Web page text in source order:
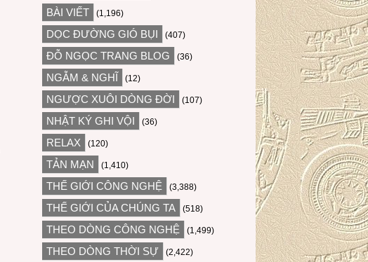
BÀI VIẾT (1,196)
DỌC ĐƯỜNG GIÓ BỤI (407)
ĐỖ NGỌC TRANG BLOG (36)
NGẪM & NGHĨ (12)
NGƯỢC XUÔI DÒNG ĐỜI (107)
NHẬT KÝ GHI VỘI (36)
RELAX (120)
TẢN MẠN (1,410)
THẾ GIỚI CÔNG NGHỆ (3,388)
THẾ GIỚI CỦA CHÚNG TA (518)
THEO DÒNG CÔNG NGHỆ (1,499)
THEO DÒNG THỜI SỰ (2,422)